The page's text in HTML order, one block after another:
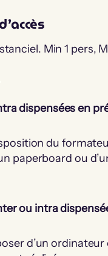
Min 1 pers,
dispensées en
du
paperboard ou
ou intra
d’un